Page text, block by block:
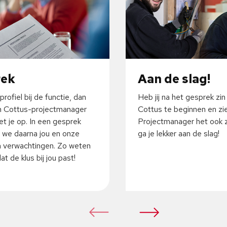
bij de functie, dan
Cottus-projectmanager
je op. In een gesprek
daarna jou en onze
verwachtingen. Zo weten
de klus bij jou past!
Aan de slag!
Heb jij na het gesprek
Cottus te beginnen en
Projectmanager het ook
ga je lekker aan de slag!